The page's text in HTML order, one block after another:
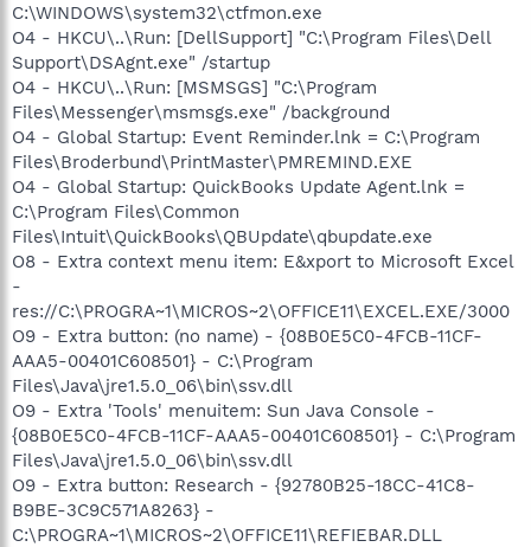
C:\WINDOWS\system32\ctfmon.exe
O4 - HKCU\..\Run: [DellSupport] "C:\Program Files\Dell
Support\DSAgnt.exe" /startup
O4 - HKCU\..\Run: [MSMSGS] "C:\Program
Files\Messenger\msmsgs.exe" /background
O4 - Global Startup: Event Reminder.lnk = C:\Program
Files\Broderbund\PrintMaster\PMREMIND.EXE
O4 - Global Startup: QuickBooks Update Agent.lnk =
C:\Program Files\Common
Files\Intuit\QuickBooks\QBUpdate\qbupdate.exe
O8 - Extra context menu item: E&xport to Microsoft Excel
-
res://C:\PROGRA~1\MICROS~2\OFFICE11\EXCEL.EXE/3000
O9 - Extra button: (no name) - {08B0E5C0-4FCB-11CF-
AAA5-00401C608501} - C:\Program
Files\Java\jre1.5.0_06\bin\ssv.dll
O9 - Extra 'Tools' menuitem: Sun Java Console -
{08B0E5C0-4FCB-11CF-AAA5-00401C608501} - C:\Program
Files\Java\jre1.5.0_06\bin\ssv.dll
O9 - Extra button: Research - {92780B25-18CC-41C8-
B9BE-3C9C571A8263} -
C:\PROGRA~1\MICROS~2\OFFICE11\REFIEBAR.DLL